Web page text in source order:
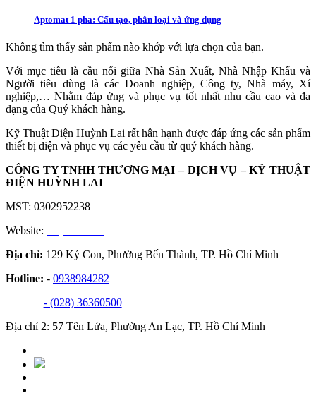
Aptomat 1 pha: Cấu tạo, phân loại và ứng dụng
Không tìm thấy sản phẩm nào khớp với lựa chọn của bạn.
Với mục tiêu là cầu nối giữa Nhà Sản Xuất, Nhà Nhập Khẩu và
Người tiêu dùng là các Doanh nghiệp, Công ty, Nhà máy, Xí
nghiệp,… Nhằm đáp ứng và phục vụ tốt nhất nhu cầu cao và đa
dạng của Quý khách hàng.
Kỹ Thuật Điện Huỳnh Lai rất hân hạnh được đáp ứng các sản phẩm
thiết bị điện và phục vụ các yêu cầu từ quý khách hàng.
CÔNG TY TNHH THƯƠNG MẠI – DỊCH VỤ – KỸ THUẬT
ĐIỆN HUỲNH LAI
MST: 0302952238
Website:
Địa chỉ: 129 Ký Con, Phường Bến Thành, TP. Hồ Chí Minh
Hotline: - 0938984282
- (028) 36360500
Địa chỉ 2: 57 Tên Lửa, Phường An Lạc, TP. Hồ Chí Minh